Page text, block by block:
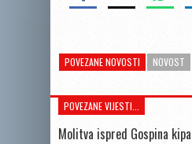
POVEZANE NOVOSTI NOVOST
POVEZANE VIJESTI...
Molitva ispred Gospina kipa